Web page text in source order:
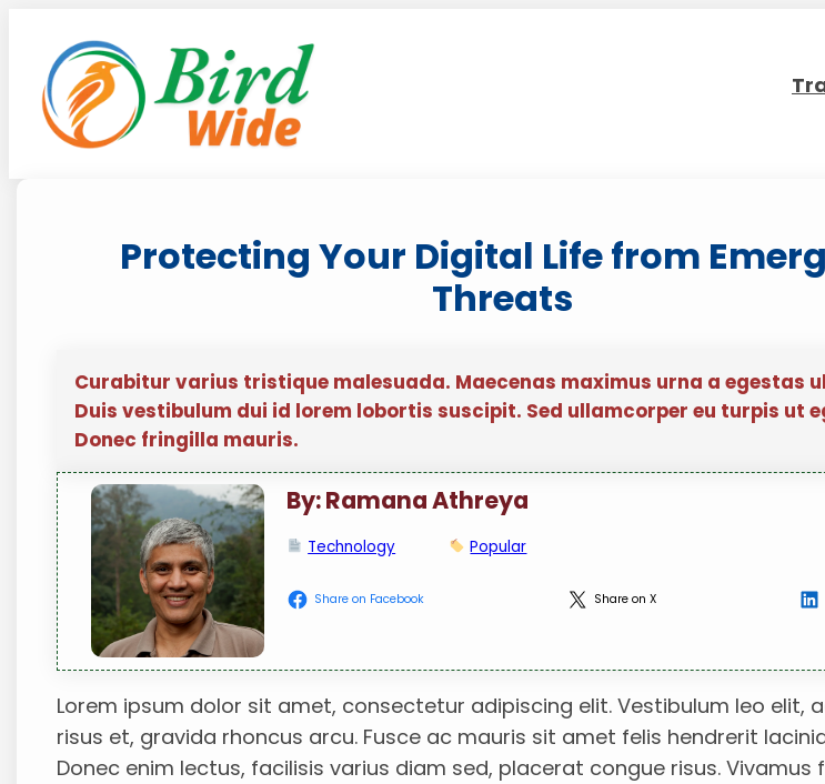
content
Protecting Your Digital Life from
Threats
Curabitur varius tristique malesuada. Maecenas maximus urna a egestas
Duis vestibulum dui id lorem lobortis suscipit. Sed ullamcorper eu turpis ut
Donec fringilla mauris.
By: Ramana Athreya
Technology Popular
Share on Facebook Share on X
Lorem ipsum dolor sit amet, consectetur adipiscing elit. Vestibulum leo elit,
risus et, gravida rhoncus arcu. Fusce ac mauris sit amet felis hendrerit
Donec enim lectus, facilisis varius diam sed, placerat congue risus. Vivamus